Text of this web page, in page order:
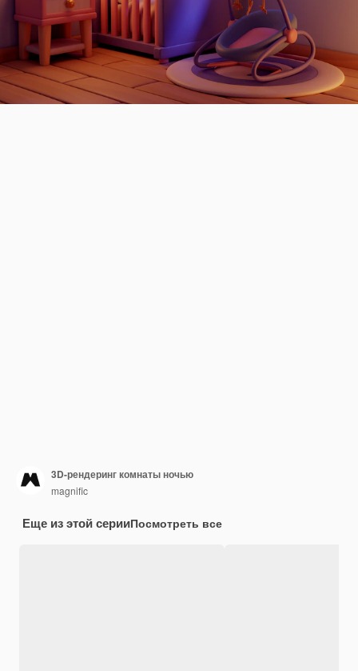
3D-рендеринг комнаты ночью
magnific
Еще из этой серииПосмотреть все